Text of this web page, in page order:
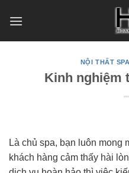
NỘI THẤT
Kinh nghiệm
Là chủ spa, bạn luôn mong
khách hàng cảm thấy hài